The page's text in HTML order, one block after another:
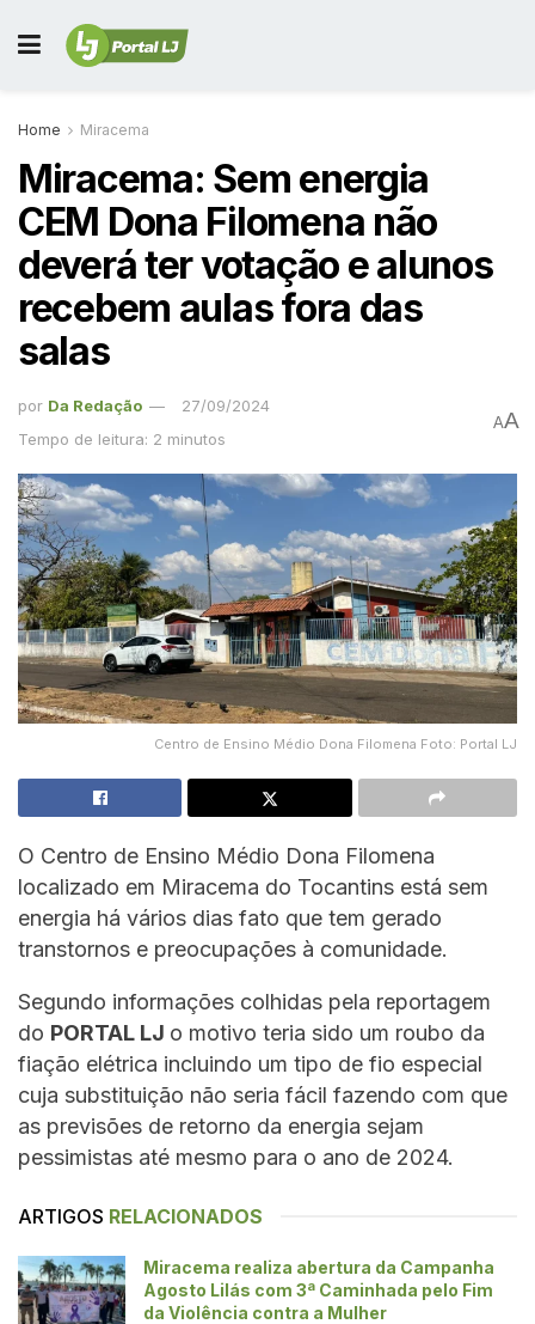
Home Miracema
Miracema: Sem energia
CEM Dona Filomena não
deverá ter votação e alunos
recebem aulas fora das
salas
por Da Redação
27/09/2024
Tempo de leitura: 2 minutos
AA
Centro de Ensino Médio Dona Filomena Foto: Portal LJ
O Centro de Ensino Médio Dona Filomena
localizado em Miracema do Tocantins está sem
energia há vários dias fato que tem gerado
transtornos e preocupações à comunidade.
Segundo informações colhidas pela reportagem
do PORTAL LJ o motivo teria sido um roubo da
fiação elétrica incluindo um tipo de fio especial
cuja substituição não seria fácil fazendo com que
as previsões de retorno da energia sejam
pessimistas até mesmo para o ano de 2024.
ARTIGOS RELACIONADOS
Miracema realiza abertura da Campanha
Agosto Lilás com 3ª Caminhada pelo Fim
da Violência contra a Mulher